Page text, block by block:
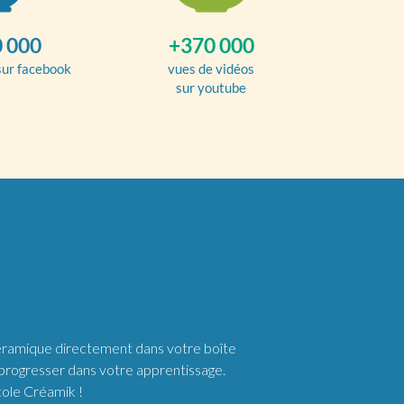
000
facebook
+370 000
vues de vidéos
sur youtube